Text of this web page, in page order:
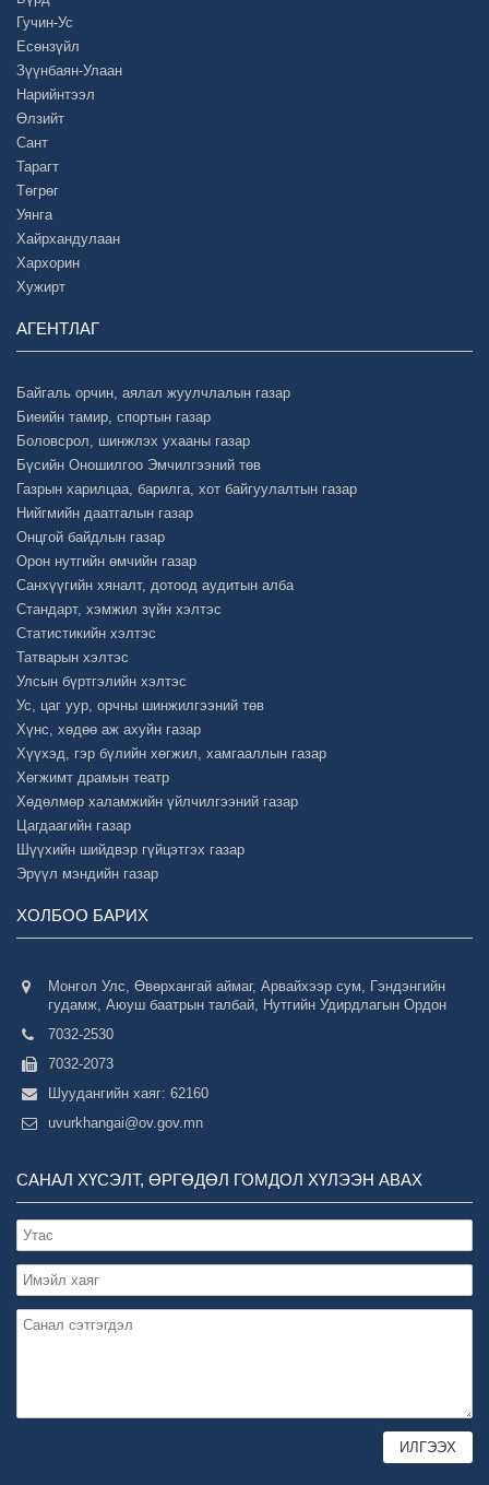
Гучин-Ус
Есөнзүйл
Зүүнбаян-Улаан
Нарийнтээл
Өлзийт
Сант
Тарагт
Төгрөг
Уянга
Хайрхандулаан
Хархорин
Хужирт
АГЕНТЛАГ
Байгаль орчин, аялал жуулчлалын газар
Биеийн тамир, спортын газар
Боловсрол, шинжлэх ухааны газар
Бүсийн Оношилгоо Эмчилгээний төв
Газрын харилцаа, барилга, хот байгуулалтын газар
Нийгмийн даатгалын газар
Онцгой байдлын газар
Орон нутгийн өмчийн газар
Санхүүгийн хяналт, дотоод аудитын алба
Стандарт, хэмжил зүйн хэлтэс
Статистикийн хэлтэс
Татварын хэлтэс
Улсын бүртгэлийн хэлтэс
Ус, цаг уур, орчны шинжилгээний төв
Хүнс, хөдөө аж ахуйн газар
Хүүхэд, гэр бүлийн хөгжил, хамгааллын газар
Хөгжимт драмын театр
Хөдөлмөр халамжийн үйлчилгээний газар
Цагдаагийн газар
Шүүхийн шийдвэр гүйцэтгэх газар
Эрүүл мэндийн газар
ХОЛБОО БАРИХ
Монгол Улс, Өвөрхангай аймаг, Арвайхээр сум, Гэндэнгийн
гудамж, Аюуш баатрын талбай, Нутгийн Удирдлагын Ордон
7032-2530
7032-2073
Шуудангийн хаяг: 62160
uvurkhangai@ov.gov.mn
САНАЛ ХҮСЭЛТ, ӨРГӨДӨЛ ГОМДОЛ ХҮЛЭЭН АВАХ